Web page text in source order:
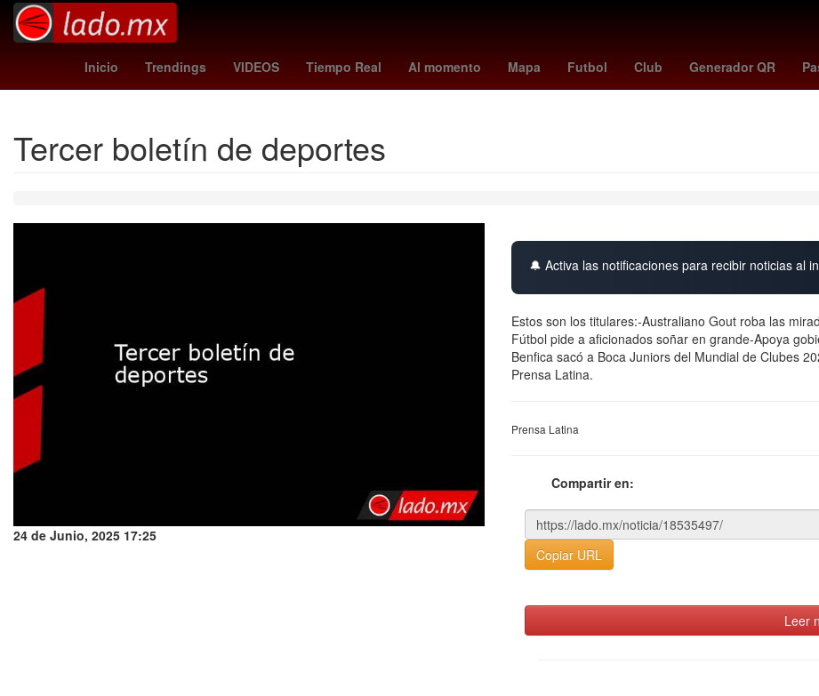
Inicio Trendings VIDEOS Tiempo Real Al momento Mapa Futbol Club Generador QR
Cohete orioles - angels Matt Damon Farmacias Similares El infierno santos vs ucv Jonatan Maidana
Tercer boletín de deportes
24 de Junio, 2025 17:25
🔔 Activa las notificaciones para recibir noticias al
Estos son los titulares:-Australiano Gout roba las
Fútbol pide a aficionados soñar en grande-Apoya
Benfica sacó a Boca Juniors del Mundial de Clubes
Prensa Latina.
Prensa Latina
Compartir en:
Copiar URL
Leer